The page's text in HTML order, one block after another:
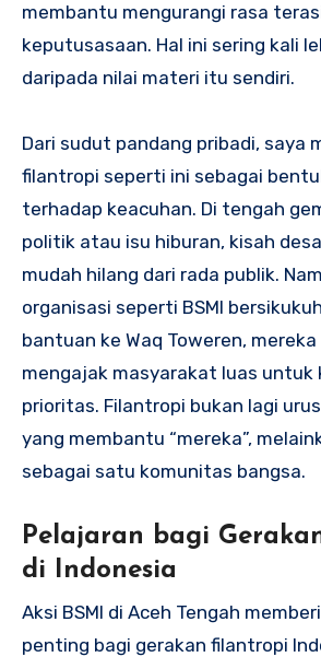
membantu mengurangi rasa
keputusasaan. Hal ini sering kali
daripada nilai materi itu sendiri.
Dari sudut pandang pribadi, saya
filantropi seperti ini sebagai
terhadap keacuhan. Di tengah
politik atau isu hiburan, kisah
mudah hilang dari rada publik.
organisasi seperti BSMI
bantuan ke Waq Toweren,
mengajak masyarakat luas untuk
prioritas. Filantropi bukan lagi
yang membantu “mereka”,
sebagai satu komunitas bangsa.
Pelajaran bagi
di Indonesia
Aksi BSMI di Aceh Tengah
penting bagi gerakan filantropi